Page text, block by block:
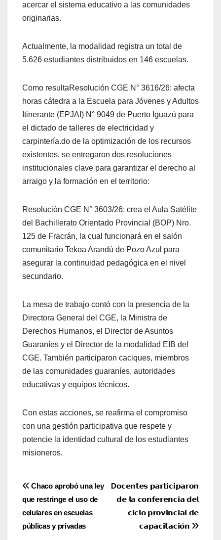
acercar el sistema educativo a las comunidades
originarias.
Actualmente, la modalidad registra un total de
5.626 estudiantes distribuidos en 146 escuelas.
Como resultaResolución CGE N° 3616/26: afecta
horas cátedra a la Escuela para Jóvenes y Adultos
Itinerante (EPJAI) N° 9049 de Puerto Iguazú para
el dictado de talleres de electricidad y
carpintería.do de la optimización de los recursos
existentes, se entregaron dos resoluciones
institucionales clave para garantizar el derecho al
arraigo y la formación en el territorio:
Resolución CGE N° 3603/26: crea el Aula Satélite
del Bachillerato Orientado Provincial (BOP) Nro.
125 de Fracrán, la cual funcionará en el salón
comunitario Tekoa Arandú de Pozo Azul para
asegurar la continuidad pedagógica en el nivel
secundario.
La mesa de trabajo contó con la presencia de la
Directora General del CGE, la Ministra de
Derechos Humanos, el Director de Asuntos
Guaraníes y el Director de la modalidad EIB del
CGE. También participaron caciques, miembros
de las comunidades guaraníes, autoridades
educativas y equipos técnicos.
Con estas acciones, se reafirma el compromiso
con una gestión participativa que respete y
potencie la identidad cultural de los estudiantes
misioneros.
Navegación
de
entradas
D𝗼𝗰𝗲𝗻𝘁𝗲𝘀 𝗽𝗮𝗿𝘁𝗶𝗰𝗶𝗽𝗮𝗿𝗼𝗻
𝗱𝗲 𝗹𝗮 𝗰𝗼𝗻𝗳𝗲𝗿𝗲𝗻𝗰𝗶𝗮 𝗱𝗲𝗹
𝗰𝗶𝗰𝗹𝗼 𝗽𝗿𝗼𝘃𝗶𝗻𝗰𝗶𝗮𝗹 𝗱𝗲
𝗰𝗮𝗽𝗮𝗰𝗶𝘁𝗮𝗰𝗶𝗼́𝗻
Chaco aprobó una ley
que restringe el uso de
celulares en escuelas
públicas y privadas